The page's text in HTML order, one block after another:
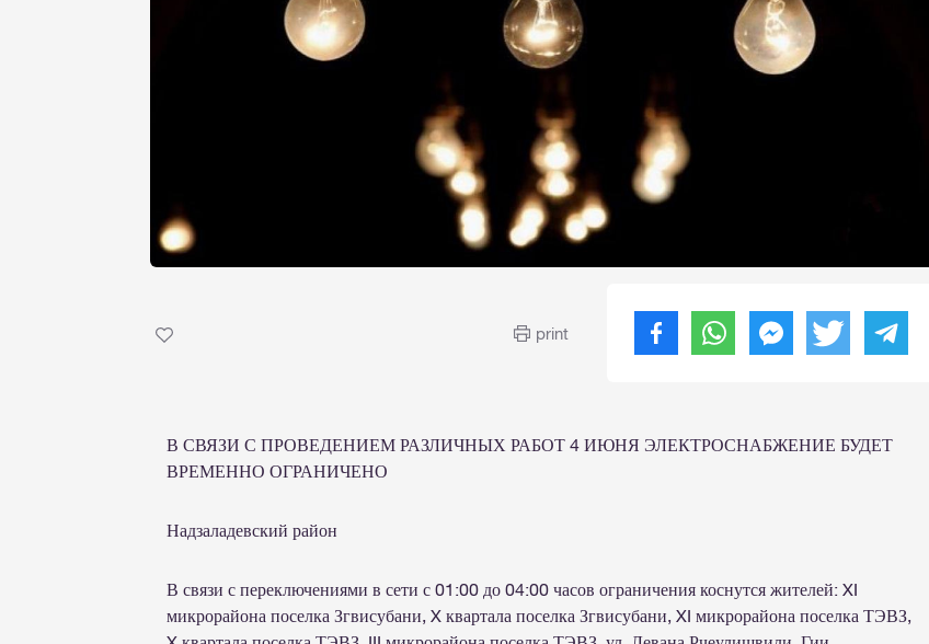
print
В СВЯЗИ С ПРОВЕДЕНИЕМ РАЗЛИЧНЫХ РАБОТ 4 ИЮНЯ ЭЛЕКТРОСНАБЖЕНИЕ БУДЕТ
ВРЕМЕННО ОГРАНИЧЕНО
Надзаладевский район
В связи с переключениями в сети с 01:00 до 04:00 часов ограничения коснутся жителей: XI
микрорайона поселка Згвисубани, X квартала поселка Згвисубани, XI микрорайона поселка ТЭВЗ,